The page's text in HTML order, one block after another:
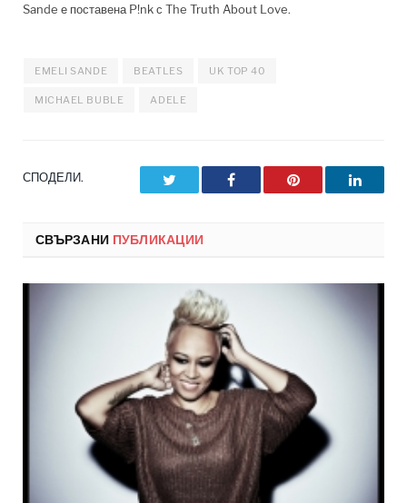
Sande е поставена P!nk с The Truth About Love.
EMELI SANDE BEATLES UK TOP 40
MICHAEL BUBLE ADELE
СПОДЕЛИ. Facebook Pinterest
СВЪРЗАНИ ПУБЛИКАЦИИ